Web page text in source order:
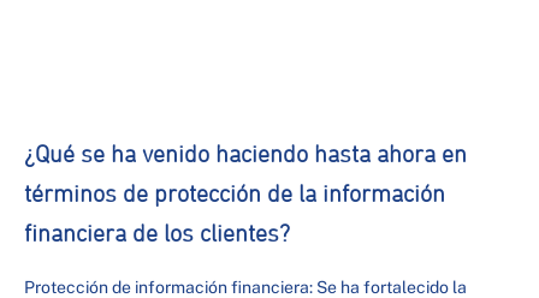
¿Qué se ha venido haciendo hasta ahora en
términos de protección de la información
financiera de los clientes?
Protección de información financiera: Se ha fortalecido la